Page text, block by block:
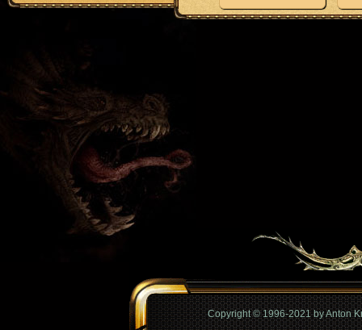
Copyright © 1996-2021 by Anton